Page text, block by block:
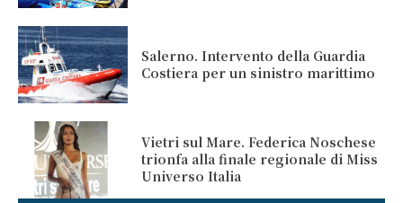
Salerno. Intervento della Guardia
Costiera per un sinistro marittimo
Vietri sul Mare. Federica Noschese
trionfa alla finale regionale di Miss
Universo Italia